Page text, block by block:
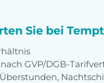
Sie bei
GVP/DGB-